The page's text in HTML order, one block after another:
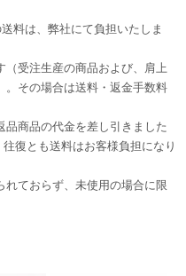
料は、弊社にて負担いたしま
（受注生産の商品および、肩上
。その場合は送料・返金手数料
商品の代金を差し引きました
復とも送料はお客様負担になり
れておらず、未使用の場合に限